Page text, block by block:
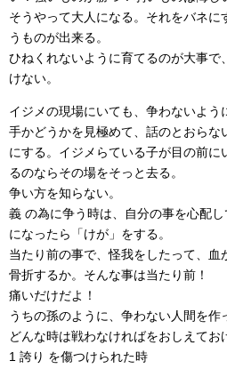
そうやって大人になる。それをバネに
うものが出来る。
ひねくれないように育てるのが大事で
けない。
イジメの現場にいても、争わないよう
手かどうかを見極めて、話のとおらな
にする。イジメらている子が目の前に
るのならその場をそっと去る。
争い方を知らない。
義 の為に争う時は、自分の事を心配
になったら「けが」をする。
当たり前の事で、怪我をしたって、
骨折するか。そんな事は当たり前！
痛いだけだよ！
うちの孫のように、争わない人間を作
どんな時は戦わなければをおしえてお
1 誇り を傷つけられた時